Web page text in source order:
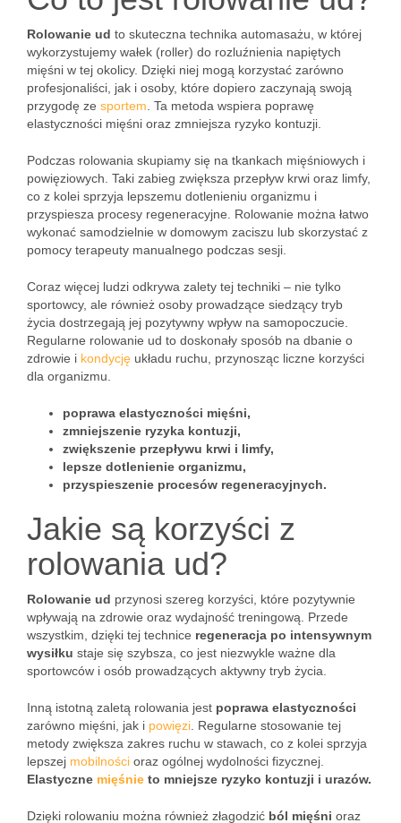
Rolowanie ud to skuteczna technika automasażu, w której
wykorzystujemy wałek (roller) do rozluźnienia napiętych
mięśni w tej okolicy. Dzięki niej mogą korzystać zarówno
profesjonaliści, jak i osoby, które dopiero zaczynają swoją
przygodę ze sportem . Ta metoda wspiera poprawę
elastyczności mięśni oraz zmniejsza ryzyko kontuzji.
Podczas rolowania skupiamy się na tkankach mięśniowych i
powięziowych. Taki zabieg zwiększa przepływ krwi oraz limfy,
co z kolei sprzyja lepszemu dotlenieniu organizmu i
przyspiesza procesy regeneracyjne. Rolowanie można łatwo
wykonać samodzielnie w domowym zaciszu lub skorzystać z
pomocy terapeuty manualnego podczas sesji.
Coraz więcej ludzi odkrywa zalety tej techniki – nie tylko
sportowcy, ale również osoby prowadzące siedzący tryb
życia dostrzegają jej pozytywny wpływ na samopoczucie.
Regularne rolowanie ud to doskonały sposób na dbanie o
zdrowie i kondycję układu ruchu, przynosząc liczne korzyści
dla organizmu.
poprawa elastyczności mięśni,
zmniejszenie ryzyka kontuzji,
zwiększenie przepływu krwi i limfy,
lepsze dotlenienie organizmu,
przyspieszenie procesów regeneracyjnych.
Jakie są korzyści z
rolowania ud?
Rolowanie ud przynosi szereg korzyści, które pozytywnie
wpływają na zdrowie oraz wydajność treningową. Przede
wszystkim, dzięki tej technice regeneracja po intensywnym
wysiłku staje się szybsza, co jest niezwykle ważne dla
sportowców i osób prowadzących aktywny tryb życia.
Inną istotną zaletą rolowania jest poprawa elastyczności
zarówno mięśni, jak i powięzi . Regularne stosowanie tej
metody zwiększa zakres ruchu w stawach, co z kolei sprzyja
lepszej mobilności oraz ogólnej wydolności fizycznej.
Elastyczne mięśnie to mniejsze ryzyko kontuzji i urazów.
Dzięki rolowaniu można również złagodzić ból mięśni oraz